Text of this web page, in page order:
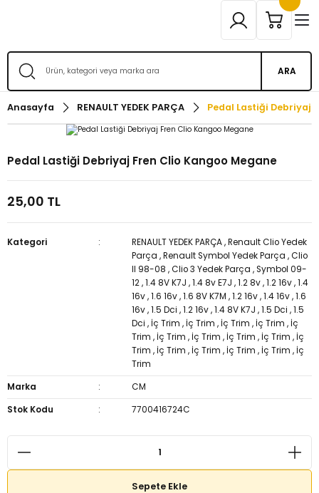
ARA
Anasayfa RENAULT YEDEK PARÇA Pedal Lastiği Debriyaj
Pedal Lastiği Debriyaj Fren Clio Kangoo Megane
25,00 TL
Kategori RENAULT YEDEK PARÇA ,Renault Clio Yedek
Parça ,Renault Symbol Yedek Parça ,Clio
II 98-08 ,Clio 3 Yedek Parça ,Symbol 09-
12 ,1.4 8V K7J ,1.4 8v E7J ,1.2 8v ,1.2 16v ,1.4
16v ,1.6 16v ,1.6 8V K7M ,1.2 16v ,1.4 16v ,1.6
16v ,1.5 Dci ,1.2 16v ,1.4 8V K7J ,1.5 Dci ,1.5
Dci , İç Trim , İç Trim , İç Trim , İç Trim , İç
Trim , İç Trim , İç Trim , İç Trim , İç Trim , İç
Trim , İç Trim , İç Trim , İç Trim , İç Trim , İç
Trim
Marka
CM
Stok Kodu
7700416724C
Sepete Ekle